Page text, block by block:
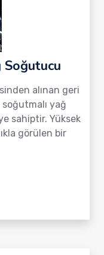
Soğutucu
alınan geri
yağ
sahiptir. Yüksek
görülen bir